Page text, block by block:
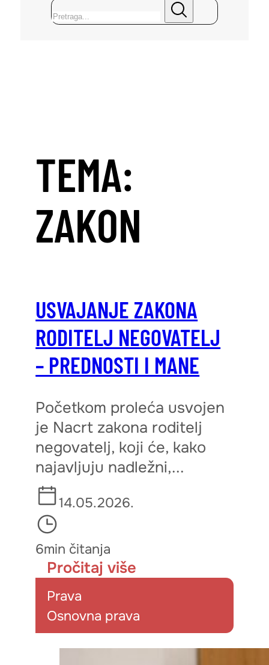
Pretraga
TEMA:
ZAKON
USVAJANJE ZAKONA
RODITELJ NEGOVATELJ
– PREDNOSTI I MANE
Početkom proleća usvojen
je Nacrt zakona roditelj
negovatelj, koji će, kako
najavljuju nadležni,...
14.05.2026.
6min čitanja
Pročitaj više
Prava
Osnovna prava